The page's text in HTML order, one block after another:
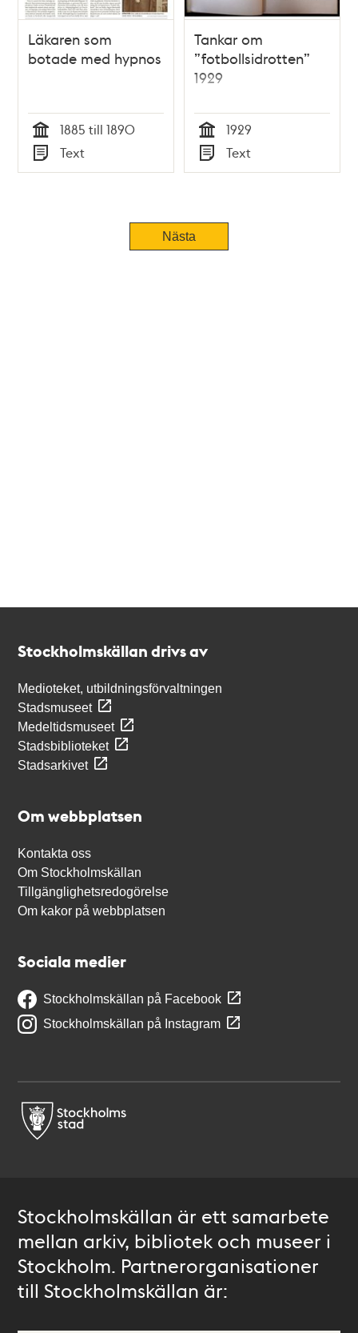
Läkaren som
botade med hypnos
Tid
1885 till 1890
Typ
Text
Tankar om
”fotbollsidrotten”
1929
Tid
1929
Typ
Text
Nästa
Stockholmskällan drivs av
Medioteket, utbildningsförvaltningen
Stadsmuseet
Medeltidsmuseet
Stadsbiblioteket
Stadsarkivet
Om webbplatsen
Kontakta oss
Om Stockholmskällan
Tillgänglighetsredogörelse
Om kakor på webbplatsen
Sociala medier
Stockholmskällan på Facebook
Stockholmskällan på Instagram
Stockholmskällan är ett samarbete
mellan arkiv, bibliotek och museer i
Stockholm. Partnerorganisationer
till Stockholmskällan är: